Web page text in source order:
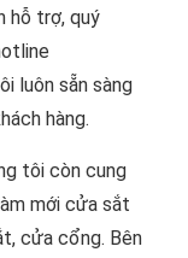
hỗ trợ, quý
luôn sẵn sàng
hàng.
tôi còn cung
mới cửa sắt
cửa cổng. Bên